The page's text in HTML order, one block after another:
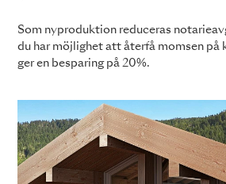
Som nyproduktion reduceras
du har möjlighet att återfå momsen på
ger en besparing på 20%.